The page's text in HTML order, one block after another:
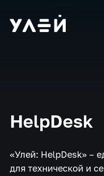
HelpDesk
«Улей: HelpDesk» –
для технической и